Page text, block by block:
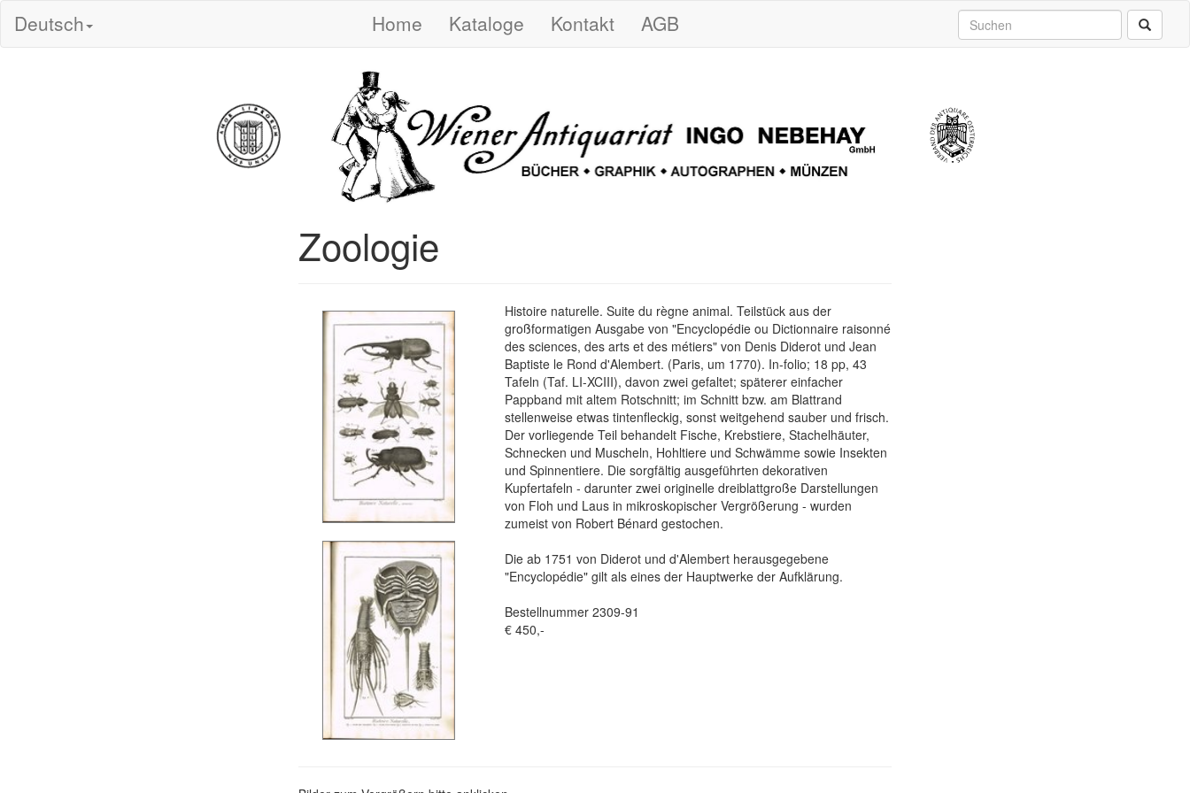
Deutsch Home Kataloge Kontakt AGB
Zoologie
Histoire naturelle. Suite du règne animal. Teilstück aus der
großformatigen Ausgabe von "Encyclopédie ou Dictionnaire raisonné
des sciences, des arts et des métiers" von Denis Diderot und Jean
Baptiste le Rond d'Alembert. (Paris, um 1770). In-folio; 18 pp, 43
Tafeln (Taf. LI-XCIII), davon zwei gefaltet; späterer einfacher
Pappband mit altem Rotschnitt; im Schnitt bzw. am Blattrand
stellenweise etwas tintenfleckig, sonst weitgehend sauber und frisch.
Der vorliegende Teil behandelt Fische, Krebstiere, Stachelhäuter,
Schnecken und Muscheln, Hohltiere und Schwämme sowie Insekten
und Spinnentiere. Die sorgfältig ausgeführten dekorativen
Kupfertafeln - darunter zwei originelle dreiblattgroße Darstellungen
von Floh und Laus in mikroskopischer Vergrößerung - wurden
zumeist von Robert Bénard gestochen.
Die ab 1751 von Diderot und d'Alembert herausgegebene
"Encyclopédie" gilt als eines der Hauptwerke der Aufklärung.
Bestellnummer 2309-91
€ 450,-